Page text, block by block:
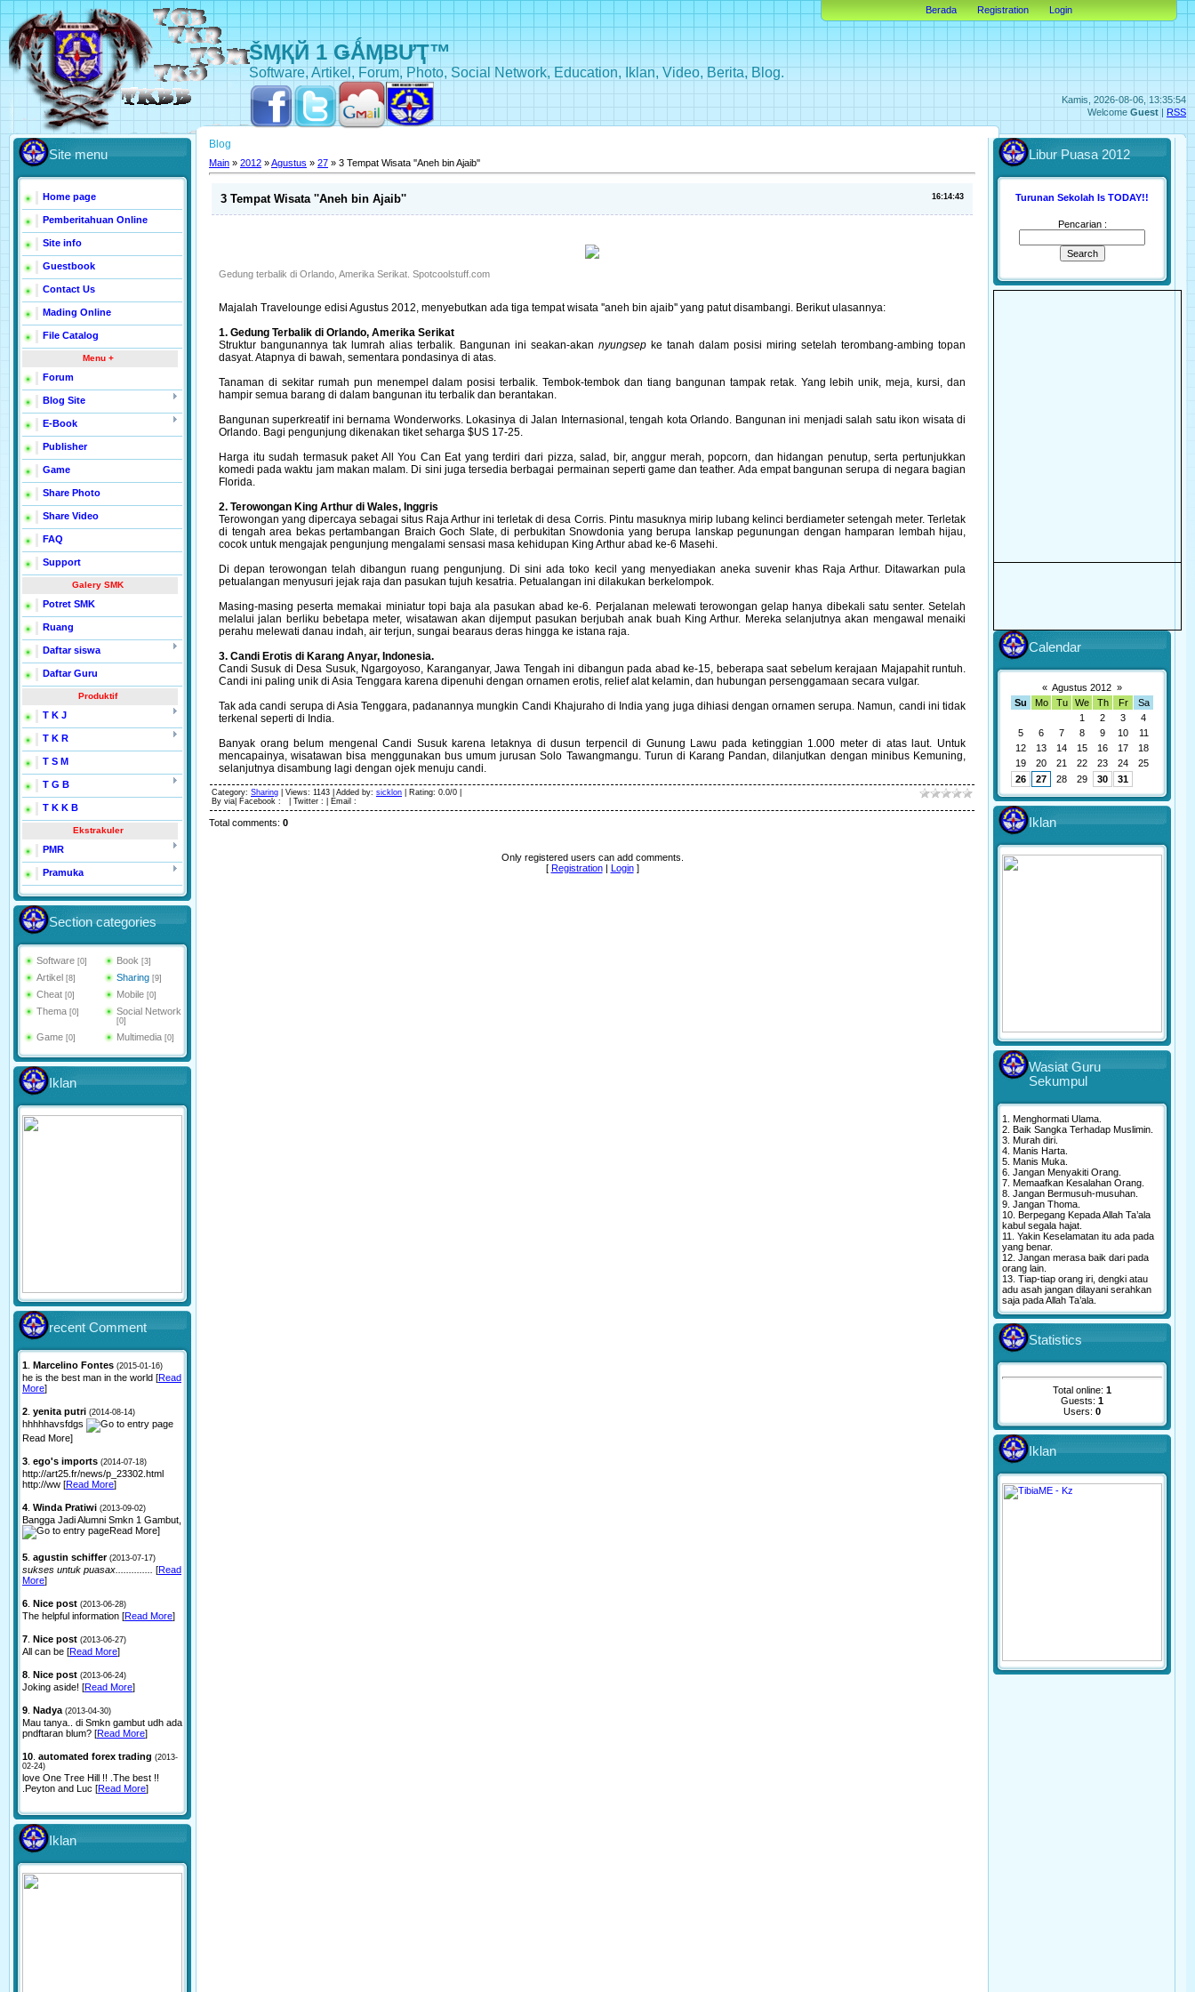
Kamis, 2026-08-06, 13:35:54
Welcome Guest | RSS
ŠӍҚЙ 1 ǤǺӍBƯҬ™
Software, Artikel, Forum, Photo, Social Network, Education, Iklan, Video, Berita, Blog.
Berada Registration Login
Site menu
Home page
Pemberitahuan Online
Site info
Guestbook
Contact Us
Mading Online
File Catalog
Menu +
Forum
Blog Site
E-Book
Publisher
Game
Share Photo
Share Video
FAQ
Support
Galery SMK
Potret SMK
Ruang
Daftar siswa
Daftar Guru
Produktif
T K J
T K R
T S M
T G B
T K K B
Ekstrakuler
PMR
Pramuka
Section categories
Software [0] Book [3]
Artikel [8] Sharing [9]
Cheat [0] Mobile [0]
Thema [0] Social Network
[0]
Game [0] Multimedia [0]
Iklan
recent Comment
1 Marcelino Fontes (2015-01-16)
he is the best man in the world [Read
More]
2 yenita putri (2014-08-14)
hhhhhavsfdgs
Read More]
3 ego's imports (2014-07-18)
http://art25.fr/news/p_23302.html
http://ww [Read More]
4 Winda Pratiwi (2013-09-02)
Bangga Jadi Alumni Smkn 1 Gambut,
Read More]
5 agustin schiffer (2013-07-17)
sukses untuk puasax.............. [Read
More]
6 Nice post (2013-06-28)
The helpful information [Read More]
7 Nice post (2013-06-27)
All can be [Read More]
8 Nice post (2013-06-24)
Joking aside! [Read More]
9 Nadya (2013-04-30)
Mau tanya.. di Smkn gambut udh ada
pndftaran blum? [Read More]
10 automated forex trading (2013-
02-24)
love One Tree Hill !! .The best !!
.Peyton and Luc [Read More]
Iklan
Blog
Main » 2012 »Agustus » 27 » 3 Tempat Wisata ''Aneh bin Ajaib''
16:14:43
3 Tempat Wisata ''Aneh bin Ajaib''
Gedung terbalik di Orlando, Amerika Serikat. Spotcoolstuff.com
Majalah Travelounge edisi Agustus 2012, menyebutkan ada tiga tempat wisata ''aneh bin ajaib'' yang patut disambangi. Berikut ulasannya:
1. Gedung Terbalik di Orlando, Amerika Serikat
Struktur bangunannya tak lumrah alias terbalik. Bangunan ini seakan-akan nyungsep ke tanah dalam posisi miring setelah terombang-ambing topan
dasyat. Atapnya di bawah, sementara pondasinya di atas.
Tanaman di sekitar rumah pun menempel dalam posisi terbalik. Tembok-tembok dan tiang bangunan tampak retak. Yang lebih unik, meja, kursi, dan
hampir semua barang di dalam bangunan itu terbalik dan berantakan.
Bangunan superkreatif ini bernama Wonderworks. Lokasinya di Jalan Internasional, tengah kota Orlando. Bangunan ini menjadi salah satu ikon wisata di
Orlando. Bagi pengunjung dikenakan tiket seharga $US 17-25.
Harga itu sudah termasuk paket All You Can Eat yang terdiri dari pizza, salad, bir, anggur merah, popcorn, dan hidangan penutup, serta pertunjukkan
komedi pada waktu jam makan malam. Di sini juga tersedia berbagai permainan seperti game dan teather. Ada empat bangunan serupa di negara bagian
Florida.
2. Terowongan King Arthur di Wales, Inggris
Terowongan yang dipercaya sebagai situs Raja Arthur ini terletak di desa Corris. Pintu masuknya mirip lubang kelinci berdiameter setengah meter. Terletak
di tengah area bekas pertambangan Braich Goch Slate, di perbukitan Snowdonia yang berupa lanskap pegunungan dengan hamparan lembah hijau,
cocok untuk mengajak pengunjung mengalami sensasi masa kehidupan King Arthur abad ke-6 Masehi.
Di depan terowongan telah dibangun ruang pengunjung. Di sini ada toko kecil yang menyediakan aneka suvenir khas Raja Arthur. Ditawarkan pula
petualangan menyusuri jejak raja dan pasukan tujuh kesatria. Petualangan ini dilakukan berkelompok.
Masing-masing peserta memakai miniatur topi baja ala pasukan abad ke-6. Perjalanan melewati terowongan gelap hanya dibekali satu senter. Setelah
melalui jalan berliku bebetapa meter, wisatawan akan dijemput pasukan berjubah anak buah King Arthur. Mereka selanjutnya akan mengawal menaiki
perahu melewati danau indah, air terjun, sungai bearaus deras hingga ke istana raja.
3. Candi Erotis di Karang Anyar, Indonesia.
Candi Susuk di Desa Susuk, Ngargoyoso, Karanganyar, Jawa Tengah ini dibangun pada abad ke-15, beberapa saat sebelum kerajaan Majapahit runtuh.
Candi ini paling unik di Asia Tenggara karena dipenuhi dengan ornamen erotis, relief alat kelamin, dan hubungan persenggamaan secara vulgar.
Tak ada candi serupa di Asia Tenggara, padanannya mungkin Candi Khajuraho di India yang juga dihiasi dengan ornamen serupa. Namun, candi ini tidak
terkenal seperti di India.
Banyak orang belum mengenal Candi Susuk karena letaknya di dusun terpencil di Gunung Lawu pada ketinggian 1.000 meter di atas laut. Untuk
mencapainya, wisatawan bisa menggunakan bus umum jurusan Solo Tawangmangu. Turun di Karang Pandan, dilanjutkan dengan minibus Kemuning,
selanjutnya disambung lagi dengan ojek menuju candi.
Category: Sharing Views: 1143 | Added by: sicklon Rating: 0.0/0
By via| Facebook :
| Twitter : | Email :
Total comments: 0
Only registered users can add comments.
[ Registration| Login]
Libur Puasa 2012
Turunan Sekolah Is TODAY!!
Pencarian :
Calendar
« Agustus 2012 »
Su
Mo Tu We Th Fr
Sa
1
2 3
4
5
6 7 8 9 10
11
12
13 14 15 16 17
18
19
20 21 22 23 24
25
26
27 28 29 30 31
Iklan
Wasiat Guru
Sekumpul
1. Menghormati Ulama.
2. Baik Sangka Terhadap Muslimin.
3. Murah diri.
4. Manis Harta.
5. Manis Muka.
6. Jangan Menyakiti Orang.
7. Memaafkan Kesalahan Orang.
8. Jangan Bermusuh-musuhan.
9. Jangan Thoma.
10. Berpegang Kepada Allah Ta’ala
kabul segala hajat.
11. Yakin Keselamatan itu ada pada
yang benar.
12. Jangan merasa baik dari pada
orang lain.
13. Tiap-tiap orang iri, dengki atau
adu asah jangan dilayani serahkan
saja pada Allah Ta’ala.
Statistics
Total online: 1
Guests: 1
Users: 0
Iklan